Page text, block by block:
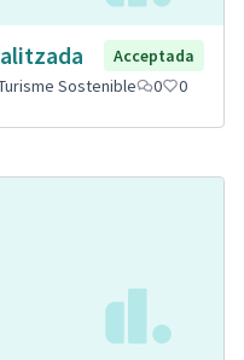
Acceptada
Sostenible 0 0